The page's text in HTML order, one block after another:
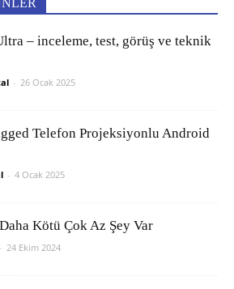
– inceleme, test, görüş ve teknik
- 26 Ocak 2025
Telefon Projeksiyonlu Android
- 4 Ocak 2025
Kötü Çok Az Şey Var
- 24 Ekim 2024